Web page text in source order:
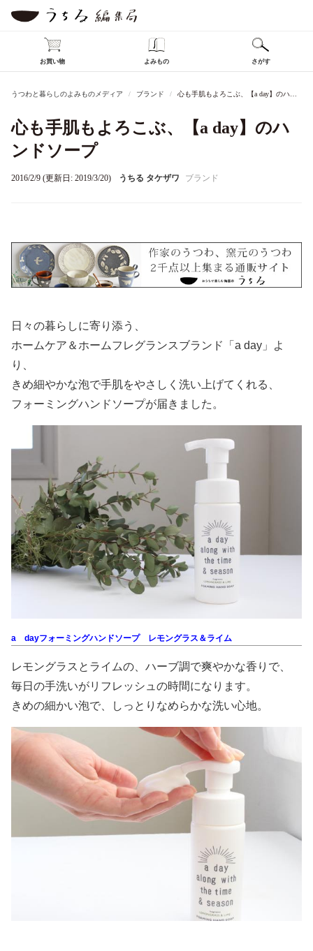
お買い物 よみもの さがす
うつわと暮らしのよみものメディア ブランド 心も手肌もよろこぶ、【a day】のハンドソープ
心も手肌もよろこぶ、【a day】のハ
ンドソープ
2016/2/9 (更新日: 2019/3/20) うちる タケザワ ブランド
日々の暮らしに寄り添う、
ホームケア＆ホームフレグランスブランド「a day」よ
り、
きめ細やかな泡で手肌をやさしく洗い上げてくれる、
フォーミングハンドソープが届きました。
a dayフォーミングハンドソープ レモングラス＆ライム
レモングラスとライムの、ハーブ調で爽やかな香りで、
毎日の手洗いがリフレッシュの時間になります。
きめの細かい泡で、しっとりなめらかな洗い心地。